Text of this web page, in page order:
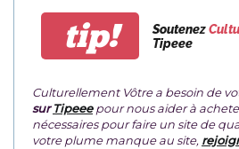
tip! Soutenez
Tipeee
Culturellement Vôtre a besoin de
surTipeeepour nous aider à
nécessaires pour faire un site de
votre plume manque au site,